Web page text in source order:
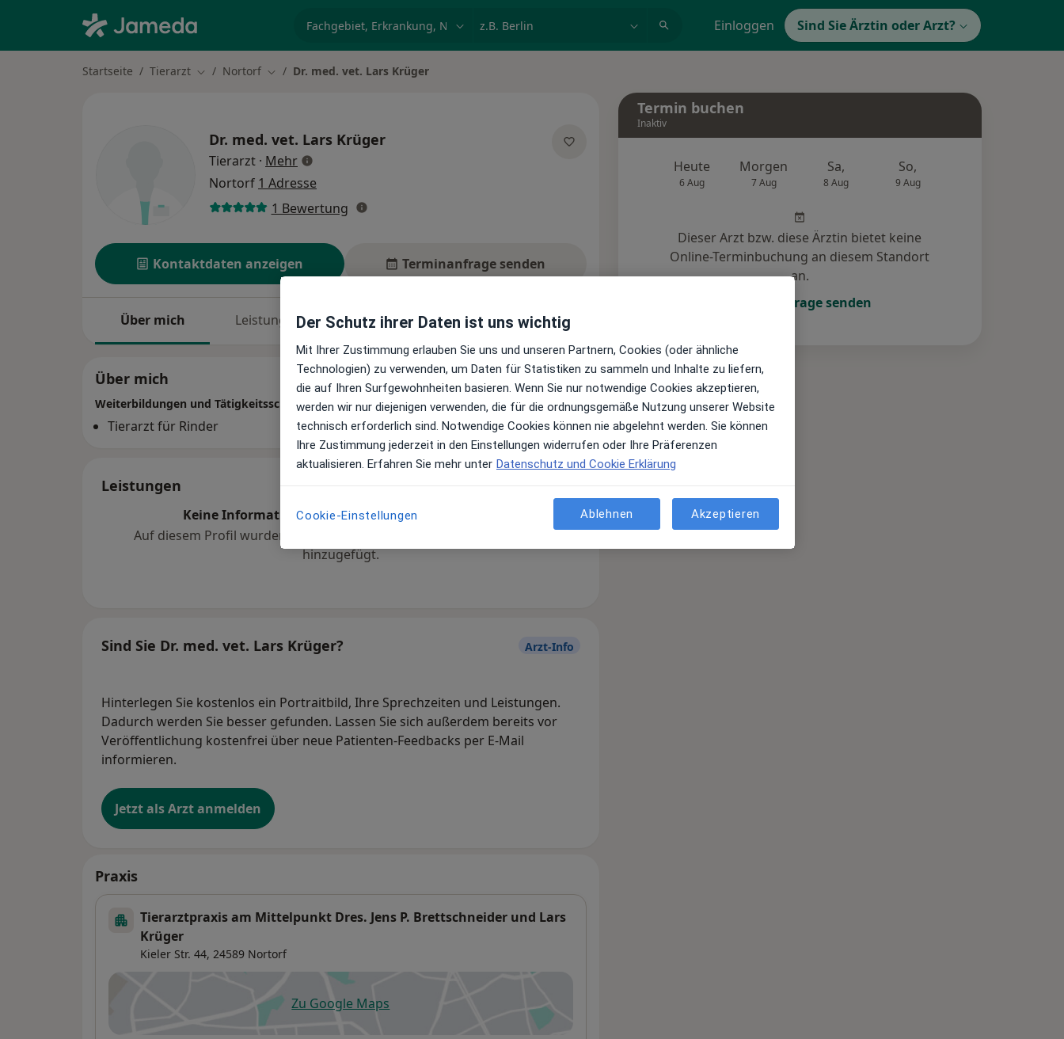
Einloggen Sind Sie Ärztin oder Arzt?
Startseite Tierarzt Stadt ändern
Nortorf Stadt ändern
Dr. med. vet. Lars Krüger
Dr. med. vet. Lars Krüger
Tierarzt · Mehrüber Spezialisierungen
Nortorf 1 Adresse
1 Bewertung
Kontaktdaten anzeigen Terminanfrage senden
Über mich Leistungen Standorte Bewertungen (1)
Über mich
Weiterbildungen und Tätigkeitsschwerpunkte
Tierarzt für Rinder
Leistungen
Keine Informationen über Leistungen und Kosten
Auf diesem Profil wurden noch keine Informationen über Leistungen
hinzugefügt.
Sind Sie Dr. med. vet. Lars Krüger? Arzt-Info
Hinterlegen Sie kostenlos ein Portraitbild, Ihre Sprechzeiten und Leistungen.
Dadurch werden Sie besser gefunden. Lassen Sie sich außerdem bereits vor
Veröffentlichung kostenfrei über neue Patienten-Feedbacks per E-Mail
informieren.
Jetzt als Arzt anmelden
Praxis
Tierarztpraxis am Mittelpunkt Dres. Jens P. Brettschneider und Lars
Krüger
Kieler Str. 44, 24589 Nortorf
Zu Google Mapsöffnet in einer neuen Registerkarte
Termin buchen
Inaktiv
Heute
6 Aug
Morgen
7 Aug
Sa,
8 Aug
So,
9 Aug
Dieser Arzt bzw. diese Ärztin bietet keine
Online-Terminbuchung an diesem Standort
an.
Terminanfrage senden
Der Schutz ihrer Daten ist uns wichtig
Mit Ihrer Zustimmung erlauben Sie uns und unseren Partnern, Cookies (oder ähnliche
Technologien) zu verwenden, um Daten für Statistiken zu sammeln und Inhalte zu liefern,
die auf Ihren Surfgewohnheiten basieren. Wenn Sie nur notwendige Cookies akzeptieren,
werden wir nur diejenigen verwenden, die für die ordnungsgemäße Nutzung unserer Website
technisch erforderlich sind. Notwendige Cookies können nie abgelehnt werden. Sie können
Ihre Zustimmung jederzeit in den Einstellungen widerrufen oder Ihre Präferenzen
aktualisieren. Erfahren Sie mehr unter Datenschutz und Cookie Erklärung
Cookie-Einstellungen Ablehnen Akzeptieren